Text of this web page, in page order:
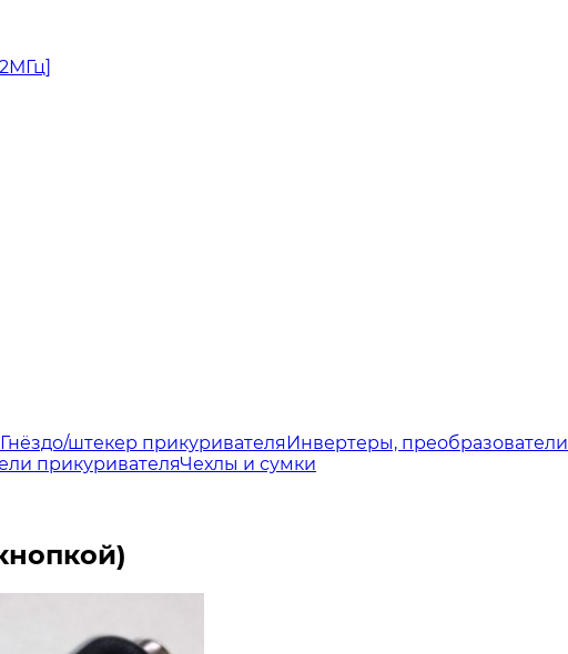
Гнёздо/штекер прикуривателяИнвертеры, преобразователи
прикуривателяЧехлы и сумки